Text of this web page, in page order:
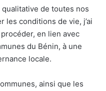
de toutes nos
les conditions de vie, j’ai
en lien avec
du Bénin, à une
locale.
ainsi que les